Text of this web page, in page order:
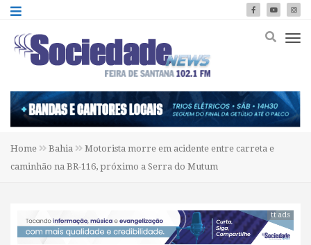
Home Bahia
Motorista morre em acidente entre carreta e
caminhão na BR-116, próximo a Serra do Mutum
tt ads